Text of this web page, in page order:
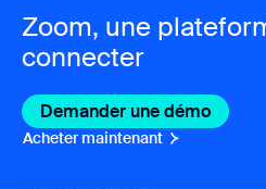
Zoom, une
connecter
Demander une démo
Acheter maintenant